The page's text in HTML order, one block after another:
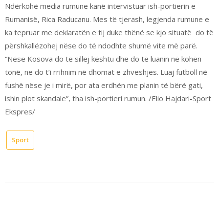
Ndërkohë media rumune kanë intervistuar ish-portierin e
Rumanisë, Rica Raducanu. Mes të tjerash, legjenda rumune e
ka tepruar me deklaratën e tij duke thënë se kjo situatë do të
përshkallëzohej nëse do të ndodhte shumë vite më parë.
“Nëse Kosova do të sillej kështu dhe do të luanin në kohën
tonë, ne do t’i rrihnim në dhomat e zhveshjes. Luaj futboll në
fushë nëse je i mirë, por ata erdhën me planin të bërë gati,
ishin plot skandale”, tha ish-portieri rumun. /Elio Hajdari-Sport
Ekspres/
Sport